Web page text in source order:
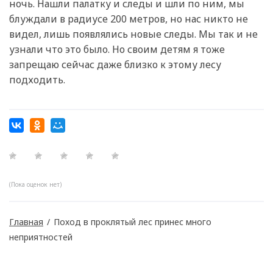
ночь. Нашли палатку и следы и шли по ним, мы
блуждали в радиусе 200 метров, но нас никто не
видел, лишь появлялись новые следы. Мы так и не
узнали что это было. Но своим детям я тоже
запрещаю сейчас даже близко к этому лесу
подходить.
(Пока оценок нет)
Главная / Поход в проклятый лес принес много
неприятностей